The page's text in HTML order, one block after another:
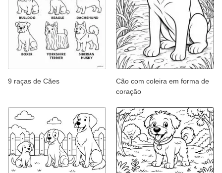
9 raças de Cães
Cão com coleira em forma de
coração